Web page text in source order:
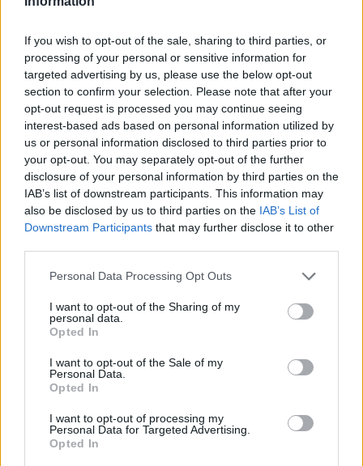
If you wish to opt-out of the sale, sharing to third parties, or
processing of your personal or sensitive information for
targeted advertising by us, please use the below opt-out
section to confirm your selection. Please note that after your
opt-out request is processed you may continue seeing
interest-based ads based on personal information utilized by
us or personal information disclosed to third parties prior to
your opt-out. You may separately opt-out of the further
disclosure of your personal information by third parties on the
IAB’s list of downstream participants. This information may
also be disclosed by us to third parties on the IAB’s List of
Downstream Participants that may further disclose it to other
Personal Data Processing Opt Outs
I want to opt-out of the Sharing of my
personal data.
Opted In
I want to opt-out of the Sale of my
Personal Data.
Opted In
I want to opt-out of processing my
Personal Data for Targeted Advertising.
Opted In
NAJNOVŠIE ČLÁNKY V
NAŠOM BLOGU
Pripravte vašu pokožku
na sychravé dni
Starostlivosť o pleť v
lete
HODNOTENIE OBCHODU
Objednávala som po prvý
bol doručený včas a v
poriadku . Prvá skúsenosť
11.9.2023 06:31
10.8.2023 04:47